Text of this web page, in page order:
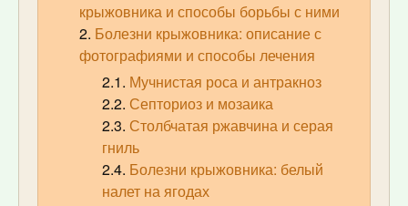
крыжовника и способы борьбы с ними
Болезни крыжовника: описание с
фотографиями и способы лечения
Мучнистая роса и антракноз
Септориоз и мозаика
Столбчатая ржавчина и серая
гниль
Болезни крыжовника: белый
налет на ягодах